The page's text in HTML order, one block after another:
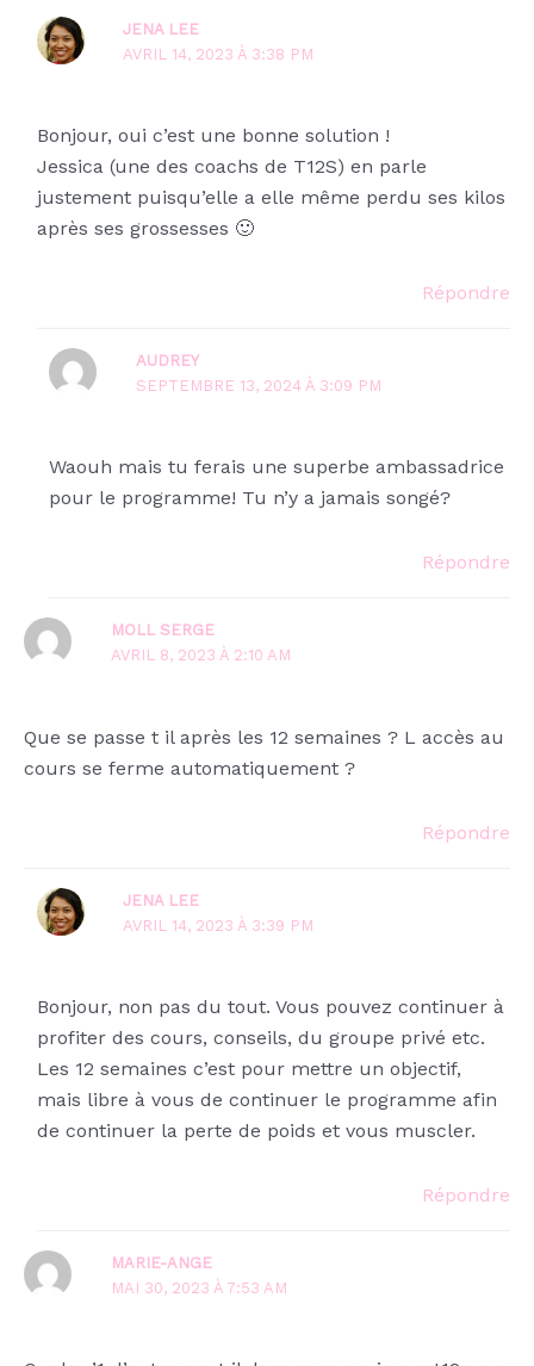
JENA LEE
AVRIL 14, 2023 À 3:38 PM
Bonjour, oui c’est une bonne solution !
Jessica (une des coachs de T12S) en parle
justement puisqu’elle a elle même perdu ses kilos
après ses grossesses 🙂
Répondre
AUDREY
SEPTEMBRE 13, 2024 À 3:09 PM
Waouh mais tu ferais une superbe ambassadrice
pour le programme! Tu n’y a jamais songé?
Répondre
MOLL SERGE
AVRIL 8, 2023 À 2:10 AM
Que se passe t il après les 12 semaines ? L accès au
cours se ferme automatiquement ?
Répondre
JENA LEE
AVRIL 14, 2023 À 3:39 PM
Bonjour, non pas du tout. Vous pouvez continuer à
profiter des cours, conseils, du groupe privé etc.
Les 12 semaines c’est pour mettre un objectif,
mais libre à vous de continuer le programme afin
de continuer la perte de poids et vous muscler.
Répondre
MARIE-ANGE
MAI 30, 2023 À 7:53 AM